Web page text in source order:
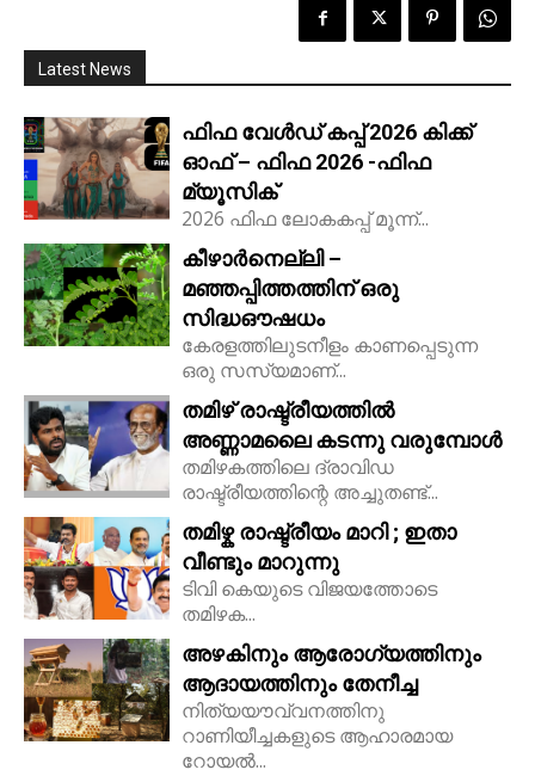
Latest News
ഫിഫ വേൾഡ് കപ്പ് 2026 കിക്ക്‌
ഓഫ് – ഫിഫ 2026 -ഫിഫ
മ്യൂസിക്
2026 ഫിഫ ലോകകപ്പ് മൂന്ന്...
കീഴാർനെല്ലി –
മഞ്ഞപ്പിത്തത്തിന് ഒരു
സിദ്ധഔഷധം
കേരളത്തിലുടനീളം കാണപ്പെടുന്ന
ഒരു സസ്യമാണ്...
തമിഴ് രാഷ്ട്രീയത്തിൽ
അണ്ണാമലൈ കടന്നു വരുമ്പോൾ
തമിഴകത്തിലെ ദ്രാവിഡ
രാഷ്ട്രീയത്തിന്റെ അച്ചുതണ്ട്...
തമിഴ്ക രാഷ്ട്രീയം മാറി ; ഇതാ
വീണ്ടും മാറുന്നു
ടിവി കെയുടെ വിജയത്തോടെ
തമിഴക...
അഴകിനും ആരോഗ്യത്തിനും
ആദായത്തിനും തേനീച്ച
നിത്യയൗവ്വനത്തിനു
റാണിയീച്ചകളുടെ ആഹാരമായ
റോയല്‍...